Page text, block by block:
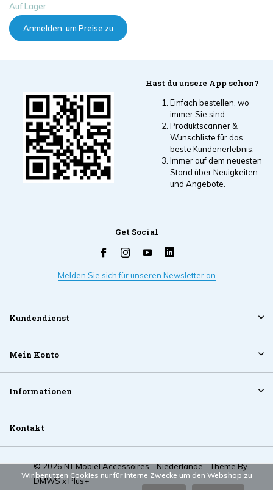
Auf Lager
Anmelden, um Preise zu
Hast du unsere App schon?
Einfach bestellen, wo
immer Sie sind.
Produktscanner &
Wunschliste für das
beste Kundenerlebnis.
Immer auf dem neuesten
Stand über Neuigkeiten
und Angebote.
Get Social
Melden Sie sich für unseren Newsletter an
Kundendienst
Mein Konto
Informationen
Kontakt
© 2026 NT Mobiel Accessoires - Niederlande - Theme By
DMWSxPlus+
Wir benutzen Cookies nur für interne Zwecke um den Webshop zu